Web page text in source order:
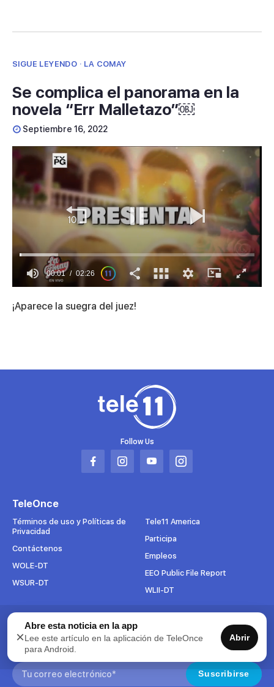
SIGUE LEYENDO · LA COMAY
Se complica el panorama en la
novela “Err Malletazo”￼
Septiembre 16, 2022
seconds
of
00:01 02:26
¡Aparece la suegra del juez!
Follow Us
Abrir
pestaña
Abrir
pestaña
Abrir
pestaña
Abrir
pestaña
TeleOnce
Términos de uso y Políticas de
Privacidad
Contáctenos
WOLE-DT
WSUR-DT
Tele11 America
Participa
Empleos
EEO Public File Report
WLII-DT
Suscríbete al boletín
Para mantenerse al tanto de todo lo que pasa en TeleOnce,
suscríbase ahora a nuestros boletines.
Search: Suscribirse
×
Abre esta noticia en la app
Lee este artículo en la aplicación de TeleOnce
para Android.
Abrir